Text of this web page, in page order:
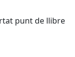
punt de llibre